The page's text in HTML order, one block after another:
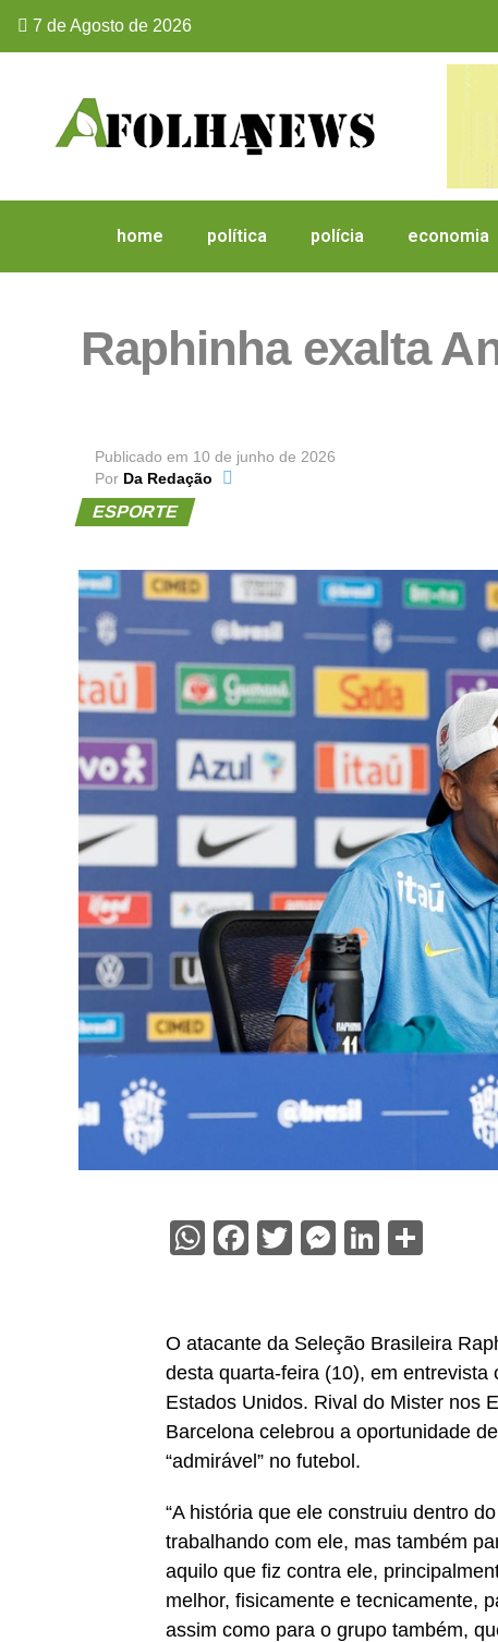
7 de Agosto de 2026
home política polícia economia
Raphinha exalta
Publicado em 10 de junho de 2026
Por Da Redação
ESPORTE
WhatsApp
Facebook
Twitter
Messenger
LinkedIn
O atacante da Seleção Brasileira
desta quarta-feira (10), em
Estados Unidos. Rival do Mister nos
Barcelona celebrou a oportunidade
“admirável” no futebol.
“A história que ele construiu dentro
trabalhando com ele, mas também
aquilo que fiz contra ele,
melhor, fisicamente e tecnicamente,
assim como para o grupo também,